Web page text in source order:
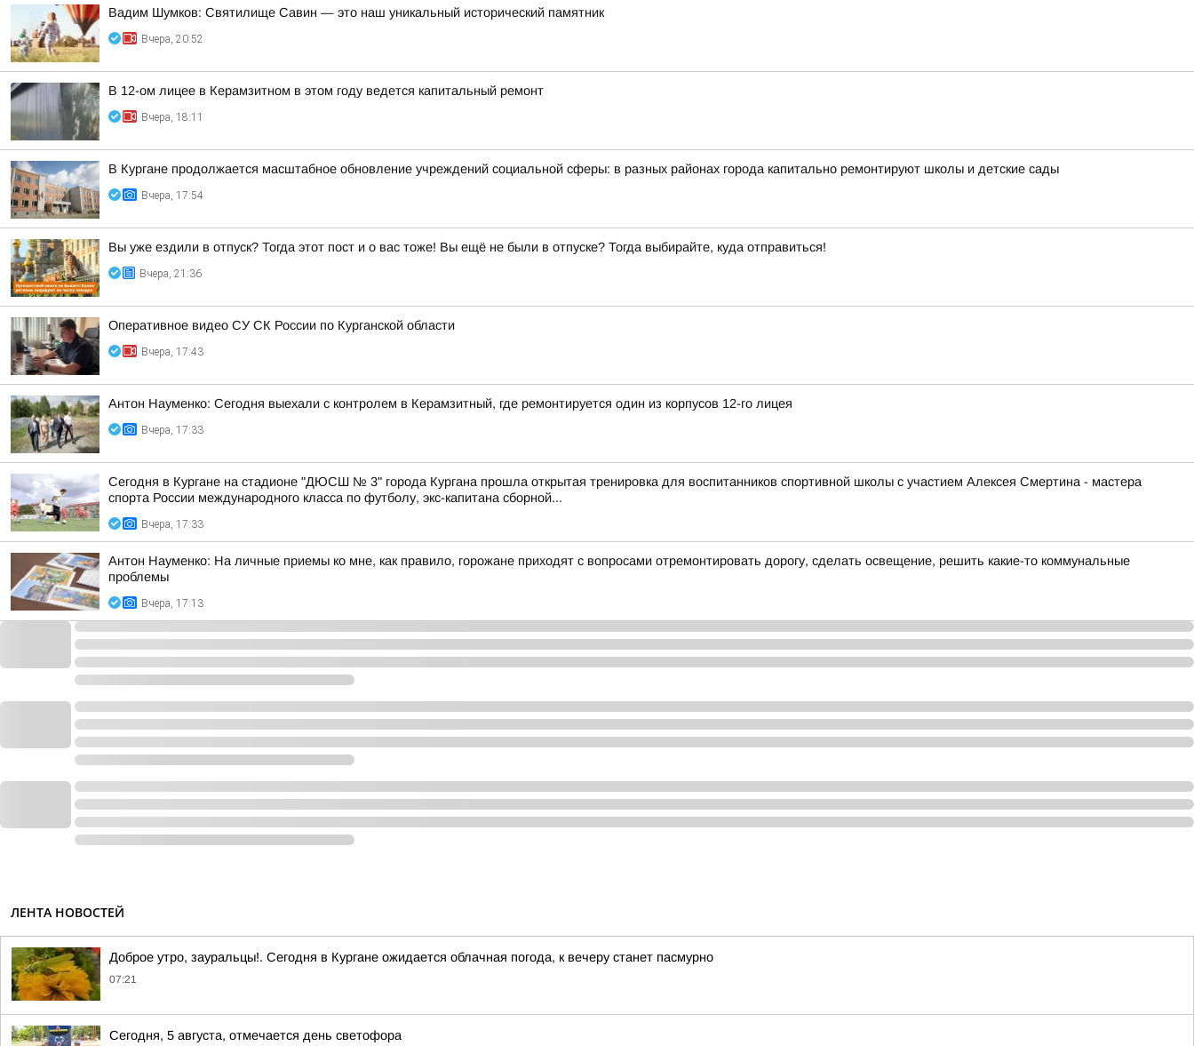
Вадим Шумков: Святилище Савин — это наш уникальный исторический памятник
Вчера, 20:52
В 12-ом лицее в Керамзитном в этом году ведется капитальный ремонт
Вчера, 18:11
В Кургане продолжается масштабное обновление учреждений социальной сферы: в разных районах города капитально ремонтируют школы и детские сады
Вчера, 17:54
Вы уже ездили в отпуск? Тогда этот пост и о вас тоже! Вы ещё не были в отпуске? Тогда выбирайте, куда отправиться!
Вчера, 21:36
Оперативное видео СУ СК России по Курганской области
Вчера, 17:43
Антон Науменко: Сегодня выехали с контролем в Керамзитный, где ремонтируется один из корпусов 12-го лицея
Вчера, 17:33
Сегодня в Кургане на стадионе "ДЮСШ № 3" города Кургана прошла открытая тренировка для воспитанников спортивной школы с участием Алексея Смертина - мастера
спорта России международного класса по футболу, экс-капитана сборной...
Вчера, 17:33
Антон Науменко: На личные приемы ко мне, как правило, горожане приходят с вопросами отремонтировать дорогу, сделать освещение, решить какие-то коммунальные
проблемы
Вчера, 17:13
ЛЕНТА НОВОСТЕЙ
Доброе утро, зауральцы!. Сегодня в Кургане ожидается облачная погода, к вечеру станет пасмурно
07:21
Сегодня, 5 августа, отмечается день светофора